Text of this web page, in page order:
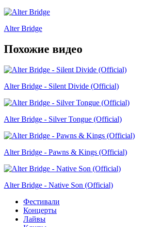
Alter Bridge
Похожие видео
Alter Bridge - Silent Divide (Official)
Alter Bridge - Silver Tongue (Official)
Alter Bridge - Pawns & Kings (Official)
Alter Bridge - Native Son (Official)
Фестивали
Концерты
Лайвы